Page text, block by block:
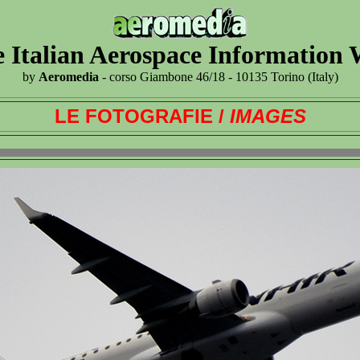
Italian Aerospace Information
by Aeromedia - corso Giambone 46/18 - 10135 Torino (Italy)
LE FOTOGRAFIE / IMAGES